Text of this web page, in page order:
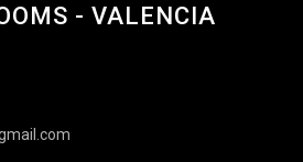
- VALENCIA